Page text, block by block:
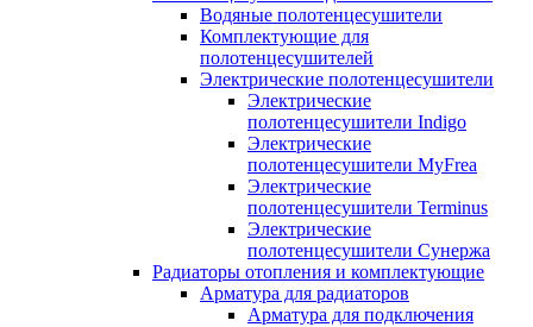
Водяные полотенцесушители
Комплектующие для
полотенцесушителей
Электрические полотенцесушители
Электрические
полотенцесушители Indigo
Электрические
полотенцесушители MyFrea
Электрические
полотенцесушители Terminus
Электрические
полотенцесушители Сунержа
Радиаторы отопления и комплектующие
Арматура для радиаторов
Арматура для подключения